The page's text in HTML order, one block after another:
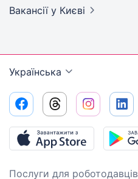
Вакансії у Києві
Українська
Послуги для роботодавців